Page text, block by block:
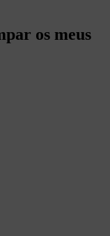
os meus